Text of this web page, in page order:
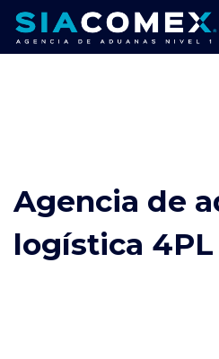
Agencia de
logística 4PL